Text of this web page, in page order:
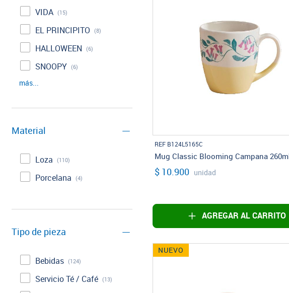
VIDA(15)
EL PRINCIPITO(8)
HALLOWEEN(6)
SNOOPY(6)
más...
Material
Loza(110)
Porcelana(4)
Tipo de pieza
Bebidas(124)
Servicio Té / Café(13)
REF B124L5165C
Mug Classic Blooming Campana 260ml
$ 10.900 unidad
AGREGAR AL CARRITO
NUEVO